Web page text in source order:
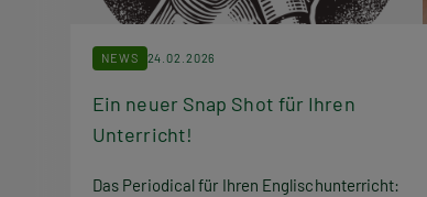
NEWS 24.02.2026
Ein neuer Snap Shot für Ihren
Unterricht!
Das Periodical für Ihren Englischunterricht: